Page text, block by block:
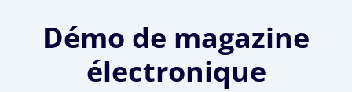
Démo de magazine
électronique